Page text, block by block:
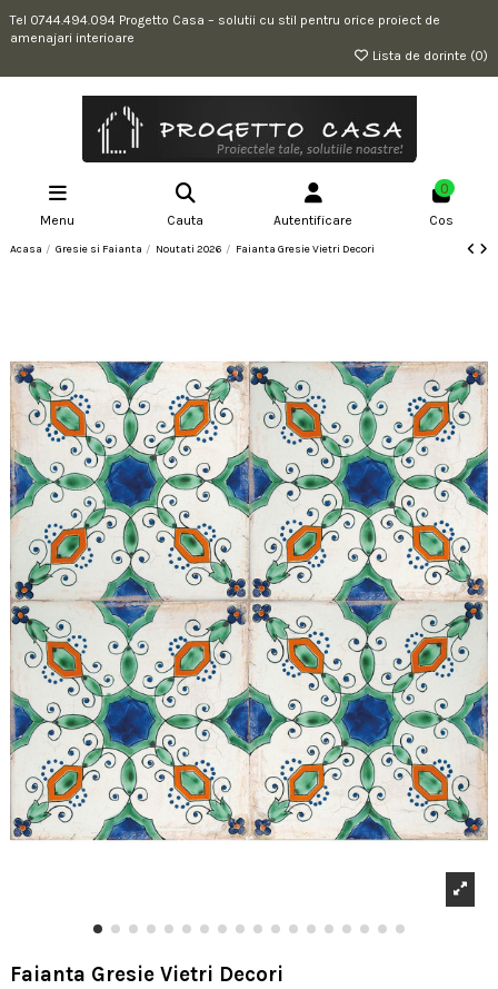
Tel 0744.494.094 Progetto Casa – solutii cu stil pentru orice proiect de
amenajari interioare
Lista de dorinte (0)
Menu Cauta Autentificare
0
Cos
Acasa Gresie si Faianta Noutati 2026 Faianta Gresie Vietri Decori
Faianta Gresie Vietri Decori